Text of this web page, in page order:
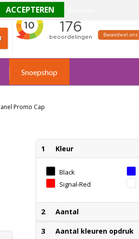
Snoepshop
Promo Cap
1 Kleur
Black
Signal-Red
2 Aantal
3 Aantal kleuren opdruk